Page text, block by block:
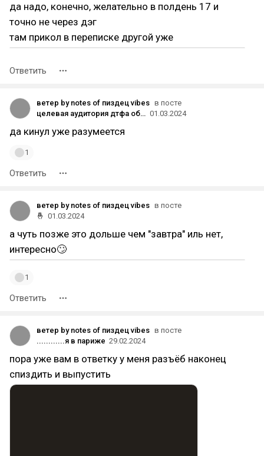
да надо, конечно, желательно в полдень 17 и
точно не через дэг
там прикол в переписке другой уже
Ответить
ветер by notes of пиздец vibes в посте
целевая аудитория дтфа образца 2024 гг не перестаёт удивлять 01.03.2024
да кинул уже разумеется
1
Ответить
ветер by notes of пиздец vibes в посте
🤞 01.03.2024
а чуть позже это дольше чем "завтра" иль нет,
интересно🙄
1
Ответить
ветер by notes of пиздец vibes в посте
............я в париже 29.02.2024
пора уже вам в ответку у меня разъёб наконец
спиздить и выпустить